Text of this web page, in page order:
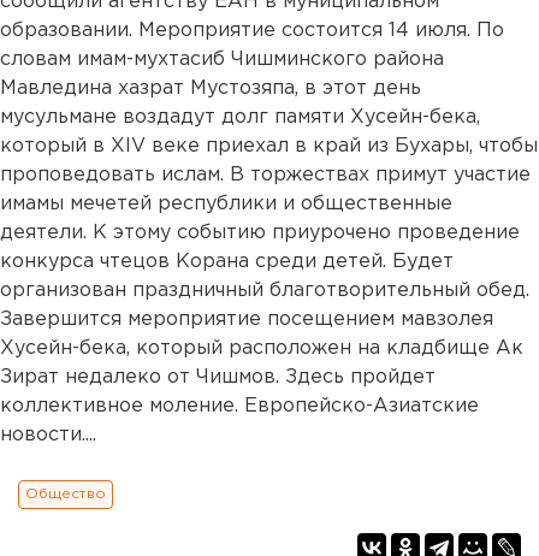
образовании. Мероприятие состоится 14 июля. По
словам имам-мухтасиб Чишминского района
Мавледина хазрат Мустозяпа, в этот день
мусульмане воздадут долг памяти Хусейн-бека,
который в XIV веке приехал в край из Бухары, чтобы
проповедовать ислам. В торжествах примут участие
имамы мечетей республики и общественные
деятели. К этому событию приурочено проведение
конкурса чтецов Корана среди детей. Будет
организован праздничный благотворительный обед.
Завершится мероприятие посещением мавзолея
Хусейн-бека, который расположен на кладбище Ак
Зират недалеко от Чишмов. Здесь пройдет
коллективное моление. Европейско-Азиатские
новости....
Общество